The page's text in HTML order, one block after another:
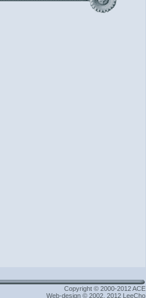
Copyright © 2000-2012 ACE
Web-design © 2002, 2012 LeeCho